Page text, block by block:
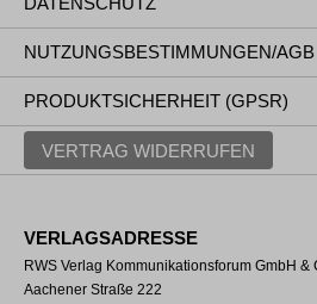
NUTZUNGSBESTIMMUNGEN/AGB
PRODUKTSICHERHEIT (GPSR)
VERTRAG WIDERRUFEN
VERLAGSADRESSE
RWS Verlag Kommunikationsforum GmbH &
Aachener Straße 222